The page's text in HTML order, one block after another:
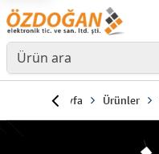
Anasayfa Ürünler